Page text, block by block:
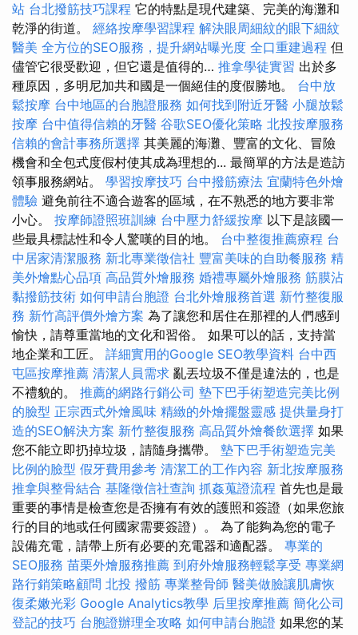
站 台北撥筋技巧課程 它的特點是現代建築、完美的海灘和
乾淨的街道。 經絡按摩學習課程 解決眼周細紋的眼下細紋
醫美 全方位的SEO服務，提升網站曝光度 全口重建過程 但
儘管它很受歡迎，但它還是值得的… 推拿學徒實習 出於多
種原因，多明尼加共和國是一個絕佳的度假勝地。 台中放
鬆按摩 台中地區的台胞證服務 如何找到附近牙醫 小腿放鬆
按摩 台中值得信賴的牙醫 谷歌SEO優化策略 北投按摩服務
信賴的會計事務所選擇 其美麗的海灘、豐富的文化、冒險
機會和全包式度假村使其成為理想的... 最簡單的方法是造訪
領事服務網站。 學習按摩技巧 台中撥筋療法 宜蘭特色外燴
體驗 避免前往不適合遊客的區域，在不熟悉的地方要非常
小心。 按摩師證照班訓練 台中壓力舒緩按摩 以下是該國一
些最具標誌性和令人驚嘆的目的地。 台中整復推薦療程 台
中居家清潔服務 新北專業徵信社 豐富美味的自助餐服務 精
美外燴點心品項 高品質外燴服務 婚禮專屬外燴服務 筋膜沾
黏撥筋技術 如何申請台胞證 台北外燴服務首選 新竹整復服
務 新竹高評價外燴方案 為了讓您和居住在那裡的人們感到
愉快，請尊重當地的文化和習俗。 如果可以的話，支持當
地企業和工匠。 詳細實用的Google SEO教學資料 台中西
屯區按摩推薦 清潔人員需求 亂丟垃圾不僅是違法的，也是
不禮貌的。 推薦的網路行銷公司 墊下巴手術塑造完美比例
的臉型 正宗西式外燴風味 精緻的外燴擺盤靈感 提供量身打
造的SEO解決方案 新竹整復服務 高品質外燴餐飲選擇 如果
您不能立即扔掉垃圾，請隨身攜帶。 墊下巴手術塑造完美
比例的臉型 假牙費用參考 清潔工的工作內容 新北按摩服務
推拿與整骨結合 基隆徵信社查詢 抓姦蒐證流程 首先也是最
重要的事情是檢查您是否擁有有效的護照和簽證（如果您旅
行的目的地或任何國家需要簽證）。 為了能夠為您的電子
設備充電，請帶上所有必要的充電器和適配器。 專業的
SEO服務 苗栗外燴服務推薦 到府外燴服務輕鬆享受 專業網
路行銷策略顧問 北投 撥筋 專業整骨師 醫美做臉讓肌膚恢
復柔嫩光彩 Google Analytics教學 后里按摩推薦 簡化公司
登記的技巧 台胞證辦理全攻略 如何申請台胞證 如果您的某